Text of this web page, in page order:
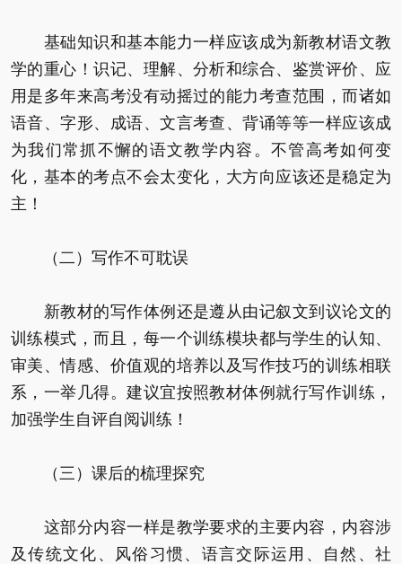
基础知识和基本能力一样应该成为新教材语文教
学的重心！识记、理解、分析和综合、鉴赏评价、应
用是多年来高考没有动摇过的能力考查范围，而诸如
语音、字形、成语、文言考查、背诵等等一样应该成
为我们常抓不懈的语文教学内容。不管高考如何变
化，基本的考点不会太变化，大方向应该还是稳定为
主！
（二）写作不可耽误
新教材的写作体例还是遵从由记叙文到议论文的
训练模式，而且，每一个训练模块都与学生的认知、
审美、情感、价值观的培养以及写作技巧的训练相联
系，一举几得。建议宜按照教材体例就行写作训练，
加强学生自评自阅训练！
（三）课后的梳理探究
这部分内容一样是教学要求的主要内容，内容涉
及传统文化、风俗习惯、语言交际运用、自然、社